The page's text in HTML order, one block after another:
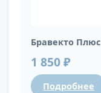
Бравекто Плюс
1 850 ₽
Подробнее